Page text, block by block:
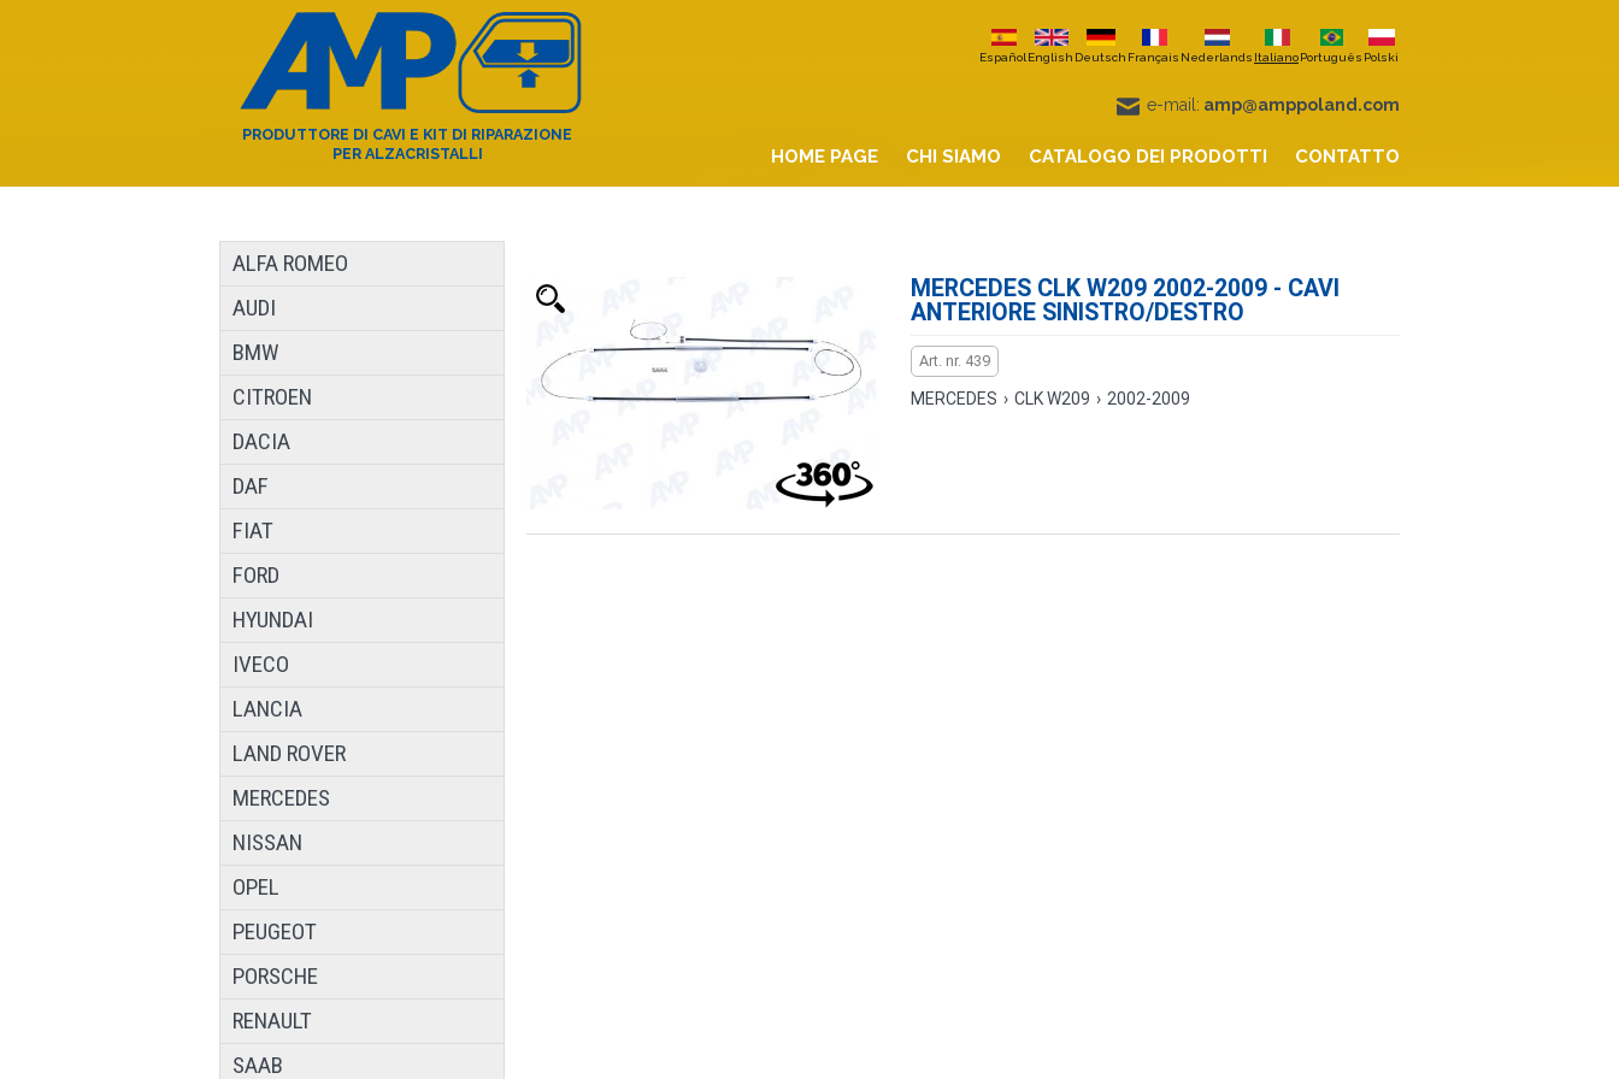
PRODUTTORE DI CAVI E KIT DI RIPARAZIONE
PER ALZACRISTALLI
Español English Deutsch Français Nederlands ItalianoPortuguês Polski
e-mail: amp@amppoland.com
HOME PAGE CHI SIAMO CATALOGO DEI PRODOTTI CONTATTO
ALFA ROMEO
AUDI
BMW
CITROEN
DACIA
DAF
FIAT
FORD
HYUNDAI
IVECO
LANCIA
LAND ROVER
MERCEDES
NISSAN
OPEL
PEUGEOT
PORSCHE
RENAULT
SAAB
MERCEDES CLK W209 2002-2009 - CAVI
ANTERIORE SINISTRO/DESTRO
Art. nr. 439
MERCEDES › CLK W209 › 2002-2009